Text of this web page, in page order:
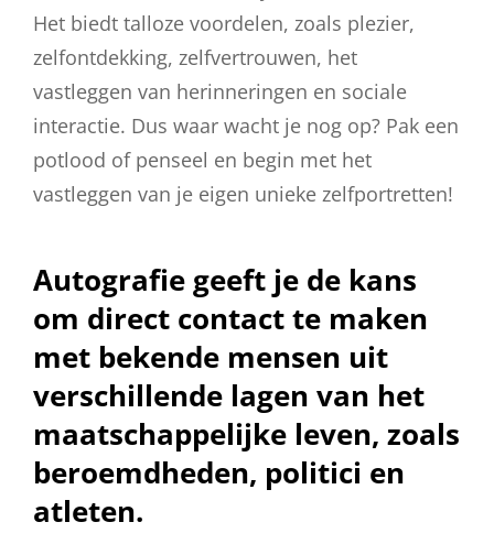
Het biedt talloze voordelen, zoals plezier,
zelfontdekking, zelfvertrouwen, het
vastleggen van herinneringen en sociale
interactie. Dus waar wacht je nog op? Pak een
potlood of penseel en begin met het
vastleggen van je eigen unieke zelfportretten!
Autografie geeft je de kans
om direct contact te maken
met bekende mensen uit
verschillende lagen van het
maatschappelijke leven, zoals
beroemdheden, politici en
atleten.